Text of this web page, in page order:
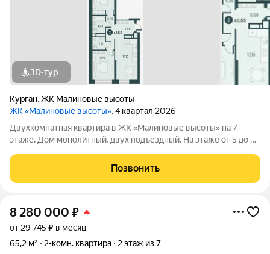
3D-тур
Курган,ЖК Малиновые высоты
ЖК «Малиновые высоты», 4 квартал 2026
Двухкомнатная квартира в ЖК «Малиновые высоты» на 7
этаже. Дом монолитный, двух подъездный. На этаже от 5 до 7
Оформление сделки по договору долевого участия. ЖК
«Малиновые высоты»
Позвонить
8 280 000 ₽
от 29 745 ₽ в месяц
65,2 м²
2-комн. квартира 2 этаж из 7